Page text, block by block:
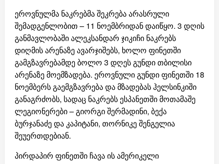
ეროვნულმა ნაკრებმა შეკრება არასრული
შემადგენლობით – 11 ნოემბრიდან დაიწყო. 3 დღის
განმავლობაში ალეკსანდარ ჯიკიჩი ნაკრებს
დიღმის არენაზე ავარჯიშებს, ხოლო ფინეთში
გამგზავრებამდე ბოლო 3 დღეს გუნდი თბილისი
არენაზე მოემზადება. ეროვნული გუნდი ფინეთში 18
ნოემბერს გაემგზავრება და მზადებას ჰელსინკიში
განაგრძობს, სადაც ნაკრებს ესპანეთში მოთამაშე
ლეგიონერები – გიორგი შერმადინი, ბექა
ბურჯანაძე და კაპიტანი, თორნიკე შენგელია
შეუერთდებიან.
პირდაპირ ფინეთში ჩავა ის ამერიკელი